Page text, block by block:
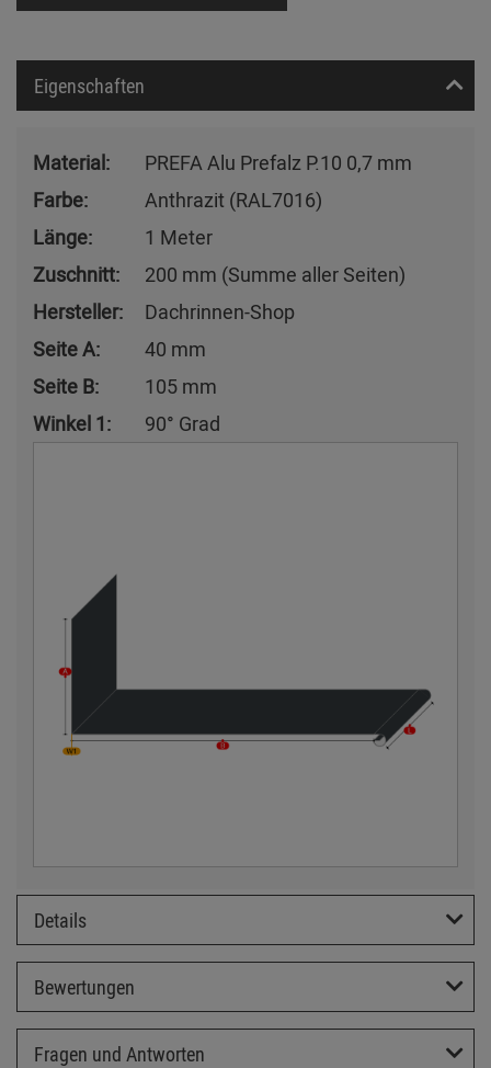
Eigenschaften
Material:
PREFA Alu Prefalz P.10 0,7 mm
Farbe:
Anthrazit (RAL7016)
Länge:
1 Meter
Zuschnitt:
200 mm (Summe aller Seiten)
Hersteller:
Dachrinnen-Shop
Seite A:
40 mm
Seite B:
105 mm
Winkel 1:
90° Grad
Details
Bewertungen
Fragen und Antworten